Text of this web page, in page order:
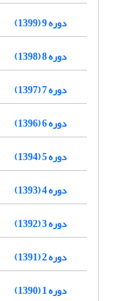
دوره 9 (1399)
دوره 8 (1398)
دوره 7 (1397)
دوره 6 (1396)
دوره 5 (1394)
دوره 4 (1393)
دوره 3 (1392)
دوره 2 (1391)
دوره 1 (1390)